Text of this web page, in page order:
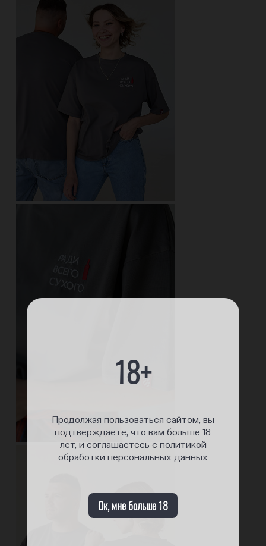
18+
Продолжая пользоваться сайтом, вы
подтверждаете, что вам больше 18
лет, и соглашаетесь с политикой
обработки персональных данных
Ок, мне больше 18